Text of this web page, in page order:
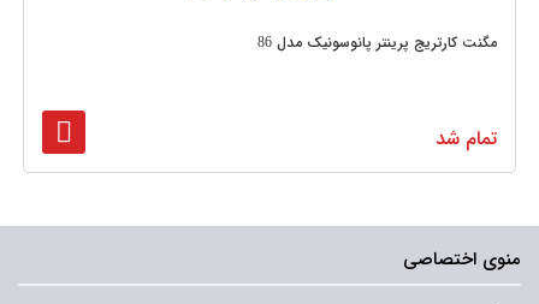
مگنت کارتریج پرینتر پانوسونیک مدل 86
تمام شد
منوی اختصاصی